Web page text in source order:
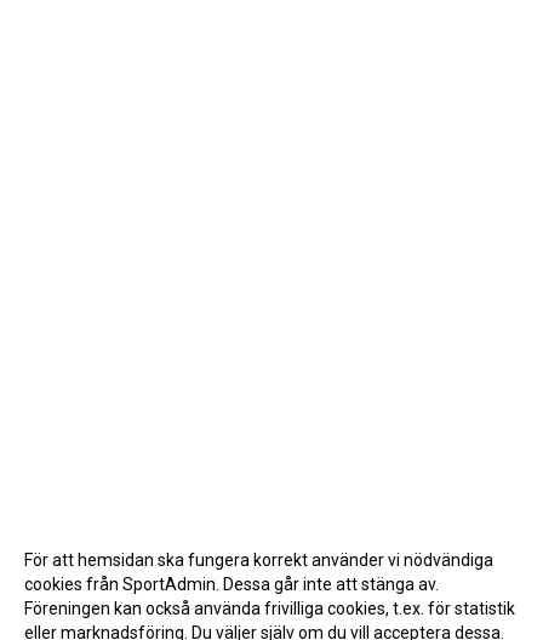
För att hemsidan ska fungera korrekt använder vi nödvändiga
cookies från SportAdmin. Dessa går inte att stänga av.
Föreningen kan också använda frivilliga cookies, t.ex. för statistik
eller marknadsföring. Du väljer själv om du vill acceptera dessa.